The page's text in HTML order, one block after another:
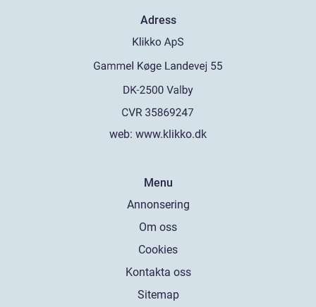
Adress
web: www.klikko.dk
Menu
Annonsering
Om oss
Cookies
Kontakta oss
Sitemap